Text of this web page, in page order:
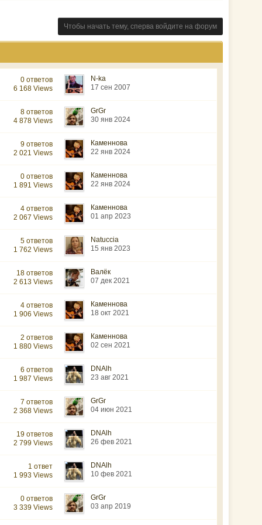
Чтобы начать тему, сперва войдите на форум
0 ответов
6 168 Views
N-ka
17 сен 2007
8 ответов
4 878 Views
GrGr
30 янв 2024
9 ответов
2 021 Views
Каменнова
22 янв 2024
0 ответов
1 891 Views
Каменнова
22 янв 2024
4 ответов
2 067 Views
Каменнова
01 апр 2023
5 ответов
1 762 Views
Natuccia
15 янв 2023
18 ответов
2 613 Views
Валёк
07 дек 2021
4 ответов
1 906 Views
Каменнова
18 окт 2021
2 ответов
1 880 Views
Каменнова
02 сен 2021
6 ответов
1 987 Views
DNAlh
23 авг 2021
7 ответов
2 368 Views
GrGr
04 июн 2021
19 ответов
2 799 Views
DNAlh
26 фев 2021
1 ответ
1 993 Views
DNAlh
10 фев 2021
0 ответов
3 339 Views
GrGr
03 апр 2019